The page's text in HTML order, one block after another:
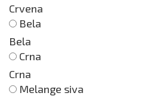
Crvena
Bela
Bela
Crna
Crna
Melange siva